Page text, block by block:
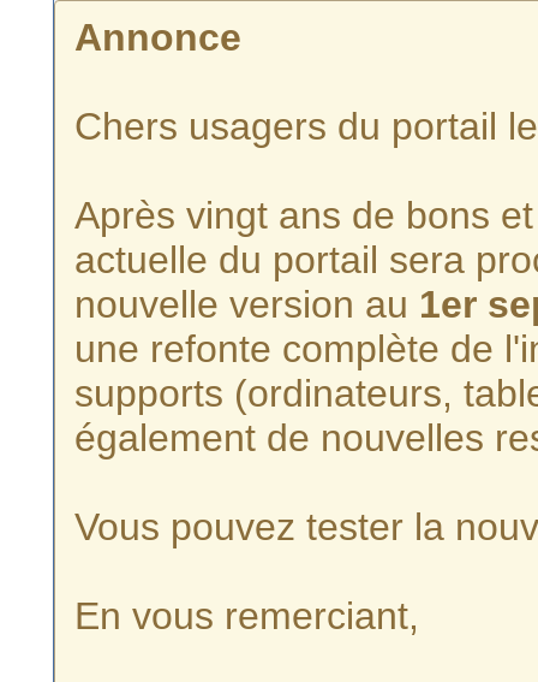
Annonce
Chers usagers du portail
Après vingt ans de bons
actuelle du portail sera
nouvelle version au 1er
une refonte complète de
supports (ordinateurs,
également de nouvelles
Vous pouvez tester la
En vous remerciant,